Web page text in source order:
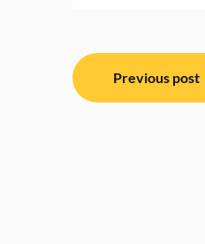
Post
navigation
Previous post